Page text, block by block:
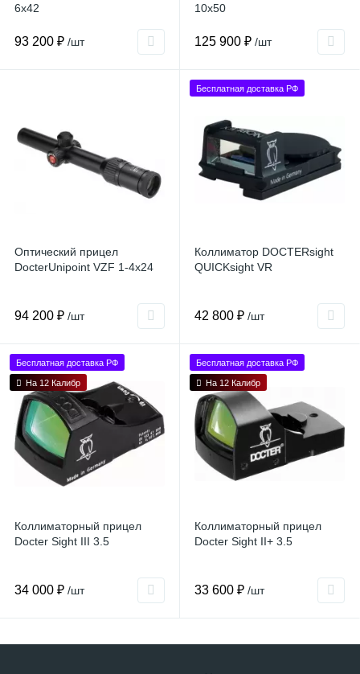
6x42
93 200 ₽ /шт
10x50
125 900 ₽ /шт
Оптический прицел
DocterUnipoint VZF 1-4x24
94 200 ₽ /шт
Бесплатная доставка РФ
Коллиматор DOCTERsight
QUICKsight VR
42 800 ₽ /шт
Бесплатная доставка РФ
На 12 Калибр
Коллиматорный прицел
Docter Sight III 3.5
34 000 ₽ /шт
Бесплатная доставка РФ
На 12 Калибр
Коллиматорный прицел
Docter Sight II+ 3.5
33 600 ₽ /шт